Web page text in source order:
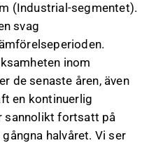
(Industrial-segmentet).
svag
inom
de senaste åren, även
en kontinuerlig
sannolikt fortsatt på
halvåret. Vi ser